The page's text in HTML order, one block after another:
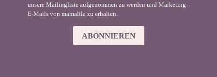
unsere Mailingliste aufgenommen zu werden und Marketing-
E-Mails von mamalila zu erhalten.
ABONNIEREN